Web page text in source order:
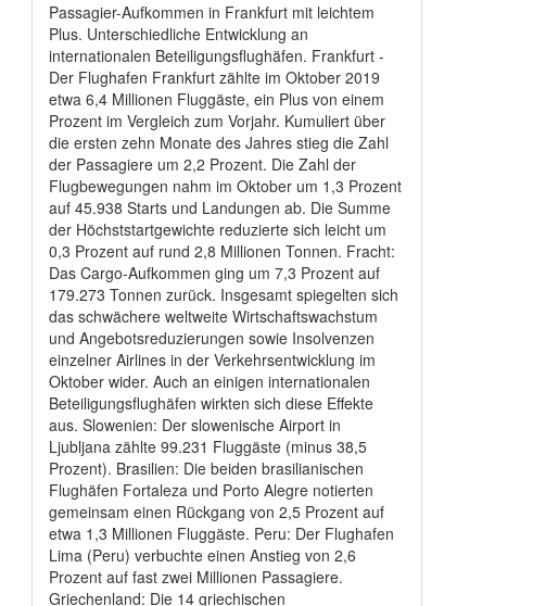
Passagier-Aufkommen in Frankfurt mit leichtem
Plus. Unterschiedliche Entwicklung an
internationalen Beteiligungsflughäfen. Frankfurt -
Der Flughafen Frankfurt zählte im Oktober 2019
etwa 6,4 Millionen Fluggäste, ein Plus von einem
Prozent im Vergleich zum Vorjahr. Kumuliert über
die ersten zehn Monate des Jahres stieg die Zahl
der Passagiere um 2,2 Prozent. Die Zahl der
Flugbewegungen nahm im Oktober um 1,3 Prozent
auf 45.938 Starts und Landungen ab. Die Summe
der Höchststartgewichte reduzierte sich leicht um
0,3 Prozent auf rund 2,8 Millionen Tonnen. Fracht:
Das Cargo-Aufkommen ging um 7,3 Prozent auf
179.273 Tonnen zurück. Insgesamt spiegelten sich
das schwächere weltweite Wirtschaftswachstum
und Angebotsreduzierungen sowie Insolvenzen
einzelner Airlines in der Verkehrsentwicklung im
Oktober wider. Auch an einigen internationalen
Beteiligungsflughäfen wirkten sich diese Effekte
aus. Slowenien: Der slowenische Airport in
Ljubljana zählte 99.231 Fluggäste (minus 38,5
Prozent). Brasilien: Die beiden brasilianischen
Flughäfen Fortaleza und Porto Alegre notierten
gemeinsam einen Rückgang von 2,5 Prozent auf
etwa 1,3 Millionen Fluggäste. Peru: Der Flughafen
Lima (Peru) verbuchte einen Anstieg von 2,6
Prozent auf fast zwei Millionen Passagiere.
Griechenland: Die 14 griechischen